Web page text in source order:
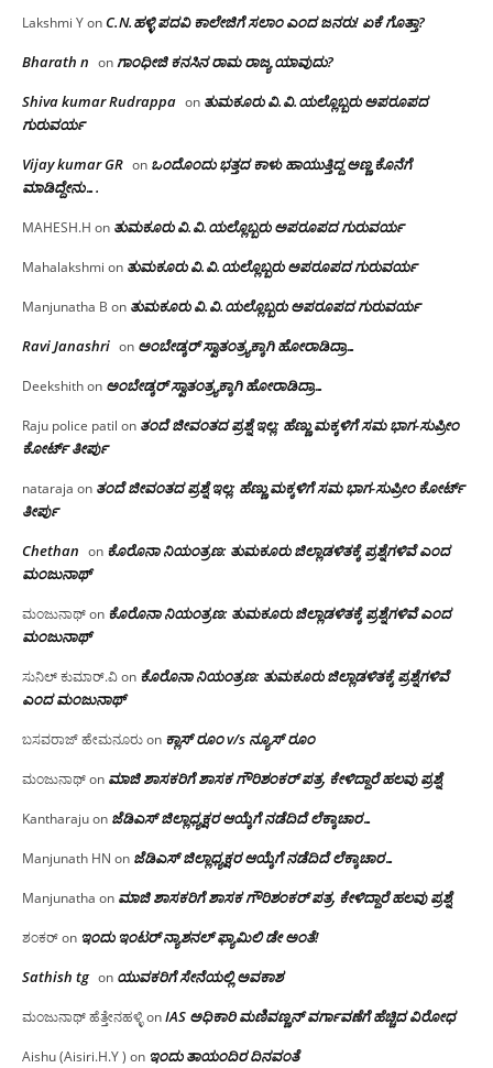
Lakshmi YonC.N.ಹಳ್ಳಿ ಪದವಿ ಕಾಲೇಜಿಗೆ ಸಲಾಂ‌ ಎಂದ ಜನರು! ಏಕೆ ಗೊತ್ತಾ?
Bharath n onಗಾಂಧೀಜಿ ಕನಸಿನ ರಾಮ ರಾಜ್ಯ ಯಾವುದು?
Shiva kumar Rudrappa on ತುಮಕೂರು‌ ವಿ.ವಿ.ಯಲ್ಲೊಬ್ಬರು ಅಪರೂಪದ
ಗುರುವರ್ಯ
Vijay kumar GR on ಒಂದೊಂದು ಭತ್ತದ ಕಾಳು ಹಾಯುತ್ತಿದ್ದ ಅಣ್ಣ ಕೊನೆಗೆ
ಮಾಡಿದ್ದೇನು….
MAHESH.H on ತುಮಕೂರು‌ ವಿ.ವಿ.ಯಲ್ಲೊಬ್ಬರು ಅಪರೂಪದ ಗುರುವರ್ಯ
Mahalakshmi on ತುಮಕೂರು‌ ವಿ.ವಿ.ಯಲ್ಲೊಬ್ಬರು ಅಪರೂಪದ ಗುರುವರ್ಯ
Manjunatha B on ತುಮಕೂರು‌ ವಿ.ವಿ.ಯಲ್ಲೊಬ್ಬರು ಅಪರೂಪದ ಗುರುವರ್ಯ
Ravi Janashri on ಅಂಬೇಡ್ಕರ್ ಸ್ವಾತಂತ್ರ್ಯಕ್ಕಾಗಿ ಹೋರಾಡಿದ್ರಾ…
Deekshithon ಅಂಬೇಡ್ಕರ್ ಸ್ವಾತಂತ್ರ್ಯಕ್ಕಾಗಿ ಹೋರಾಡಿದ್ರಾ…
Raju police patil on ತಂದೆ ಜೀವಂತದ ಪ್ರಶ್ನೆ ಇಲ್ಲ: ಹೆಣ್ಣು ಮಕ್ಕಳಿಗೆ ಸಮ ಭಾಗ-ಸುಪ್ರೀಂ
ಕೋರ್ಟ್ ತೀರ್ಪು
nataraja on ತಂದೆ ಜೀವಂತದ ಪ್ರಶ್ನೆ ಇಲ್ಲ: ಹೆಣ್ಣು ಮಕ್ಕಳಿಗೆ ಸಮ ಭಾಗ-ಸುಪ್ರೀಂ ಕೋರ್ಟ್
ತೀರ್ಪು
Chethan on ಕೊರೊನಾ ನಿಯಂತ್ರಣ: ತುಮಕೂರು ಜಿಲ್ಲಾಡಳಿತಕ್ಕೆ ಪ್ರಶ್ನೆಗಳಿವೆ ಎಂದ
ಮಂಜು‌ನಾಥ್
ಮಂಜುನಾಥ್on ಕೊರೊನಾ ನಿಯಂತ್ರಣ: ತುಮಕೂರು ಜಿಲ್ಲಾಡಳಿತಕ್ಕೆ ಪ್ರಶ್ನೆಗಳಿವೆ ಎಂದ
ಮಂಜು‌ನಾಥ್
ಸುನಿಲ್ ಕುಮಾರ್.ವಿon ಕೊರೊನಾ ನಿಯಂತ್ರಣ: ತುಮಕೂರು ಜಿಲ್ಲಾಡಳಿತಕ್ಕೆ ಪ್ರಶ್ನೆಗಳಿವೆ
ಎಂದ ಮಂಜು‌ನಾಥ್
ಬಸವರಾಜ್ ಹೇಮನೂರುon ಕ್ಲಾಸ್ ರೂಂ v/s ನ್ಯೂಸ್ ರೂಂ
ಮಂಜುನಾಥ್on ಮಾಜಿ ಶಾಸಕರಿಗೆ ಶಾಸಕ ಗೌರಿಶಂಕರ್ ಪತ್ರ, ಕೇಳಿದ್ದಾರೆ ಹಲವು ಪ್ರಶ್ನೆ
Kantharajuon ಜೆಡಿಎಸ್ ಜಿಲ್ಲಾಧ್ಯಕ್ಷರ ಆಯ್ಕೆಗೆ ನಡೆದಿದೆ ಲೆಕ್ಕಾಚಾರ…
Manjunath HN on ಜೆಡಿಎಸ್ ಜಿಲ್ಲಾಧ್ಯಕ್ಷರ ಆಯ್ಕೆಗೆ ನಡೆದಿದೆ ಲೆಕ್ಕಾಚಾರ…
Manjunatha on ಮಾಜಿ ಶಾಸಕರಿಗೆ ಶಾಸಕ ಗೌರಿಶಂಕರ್ ಪತ್ರ, ಕೇಳಿದ್ದಾರೆ ಹಲವು ಪ್ರಶ್ನೆ
ಶಂಕರ್on ಇಂದು ಇಂಟರ್ ನ್ಯಾಶನಲ್ ಫ್ಯಾಮಿಲಿ ಡೇ ಅಂತೆ!
Sathish tg on ಯುವಕರಿಗೆ ಸೇನೆಯಲ್ಲಿ ಅವಕಾಶ
ಮಂಜುನಾಥ್ ಹೆತ್ತೇನಹಳ್ಳಿonIAS ಅಧಿಕಾರಿ ಮಣಿವಣ್ಣನ್ ವರ್ಗಾವಣೆಗೆ ಹೆಚ್ಚಿದ‌ ವಿರೋಧ
Aishu (Aisiri.H.Y ) on ಇಂದು ತಾಯಂದಿರ ದಿನವಂತೆ